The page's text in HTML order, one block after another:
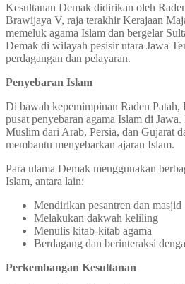
Kesultanan Demak didirikan oleh
Brawijaya V, raja terakhir Kerajaan
memeluk agama Islam dan bergelar
Demak di wilayah pesisir utara Jawa
perdagangan dan pelayaran.
Penyebaran Islam
Di bawah kepemimpinan Raden Patah,
pusat penyebaran agama Islam di
Muslim dari Arab, Persia, dan Gujarat
membantu menyebarkan ajaran Islam.
Para ulama Demak menggunakan
Islam, antara lain:
Mendirikan pesantren dan masjid
Melakukan dakwah keliling
Menulis kitab-kitab agama
Berdagang dan berinteraksi
Perkembangan Kesultanan